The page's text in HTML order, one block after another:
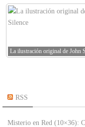
La ilustración original de John
RSS
Misterio en Red (10×36):